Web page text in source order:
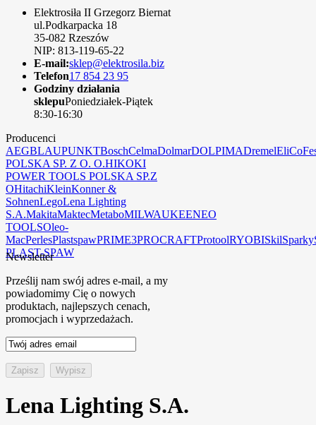
Elektrosiła II Grzegorz Biernat
ul.Podkarpacka 18
35-082 Rzeszów
NIP: 813-119-65-22
E-mail:sklep@elektrosila.biz
Telefon17 854 23 95
Godziny działania
sklepuPoniedziałek-Piątek
8:30-16:30
Producenci
AEGBLAUPUNKTBoschCelmaDolmarDOLPIMADremelEliCo
POLSKA SP. Z O. O.HIKOKI
POWER TOOLS POLSKA SP.Z
OHitachiKleinKonner &
SohnenLegoLena Lighting
S.A.MakitaMaktecMetaboMILWAUKEENEO
TOOLSOleo-
MacPerlesPlastspawPRIME3PROCRAFTProtoolRYOBISkilSparky
PLAST-SPAW
Newsletter
Prześlij nam swój adres e-mail, a my
powiadomimy Cię o nowych
produktach, najlepszych cenach,
promocjach i wyprzedażach.
Lena Lighting S.A.